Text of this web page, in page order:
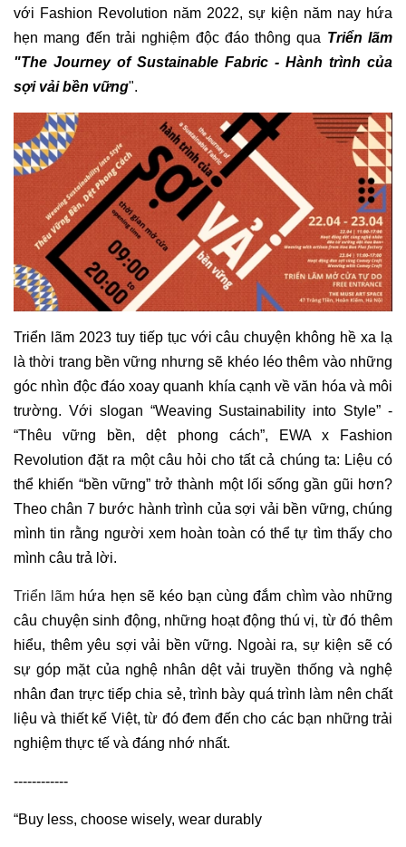
với Fashion Revolution năm 2022, sự kiện năm nay hứa
hẹn mang đến trải nghiệm độc đáo thông qua Triển lãm
"The Journey of Sustainable Fabric - Hành trình của
sợi vải bền vững".
Triển lãm 2023 tuy tiếp tục với câu chuyện không hề xa lạ
là thời trang bền vững nhưng sẽ khéo léo thêm vào những
góc nhìn độc đáo xoay quanh khía cạnh về văn hóa và môi
trường. Với slogan “Weaving Sustainability into Style” -
“Thêu vững bền, dệt phong cách”, EWA x Fashion
Revolution đặt ra một câu hỏi cho tất cả chúng ta: Liệu có
thể khiến “bền vững” trở thành một lối sống gần gũi hơn?
Theo chân 7 bước hành trình của sợi vải bền vững, chúng
mình tin rằng người xem hoàn toàn có thể tự tìm thấy cho
mình câu trả lời.
Triển lãm hứa hẹn sẽ kéo bạn cùng đắm chìm vào những
câu chuyện sinh động, những hoạt động thú vị, từ đó thêm
hiểu, thêm yêu sợi vải bền vững. Ngoài ra, sự kiện sẽ có
sự góp mặt của nghệ nhân dệt vải truyền thống và nghệ
nhân đan trực tiếp chia sẻ, trình bày quá trình làm nên chất
liệu và thiết kế Việt, từ đó đem đến cho các bạn những trải
nghiệm thực tế và đáng nhớ nhất.
------------
“Buy less, choose wisely, wear durably